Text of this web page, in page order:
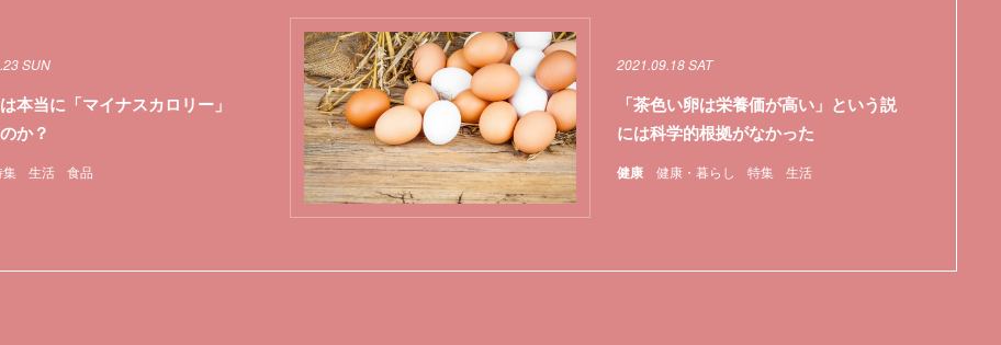
集 生活 食品
SUN
本当に「マイナスカロリー」
か？
健康 健康・暮らし 特集 生活
2021.09.18 SAT
「茶色い卵は栄養価が高い」という説
には科学的根拠がなかった